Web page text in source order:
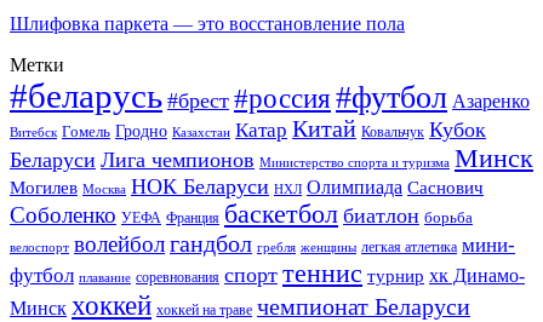
Шлифовка паркета — это восстановление пола
Метки
#беларусь #брест #россия#футбол Азаренко
Витебск Гомель Гродно Казахстан Катар Китай Ковальчук Кубок
Беларуси Лига чемпионов Министерство спорта и туризма Минск
Могилев Москва НОК Беларуси НХЛ Олимпиада Саснович
Соболенко УЕФА Франция баскетбол биатлон борьба
велоспорт волейболгандбол гребля женщины легкая атлетика мини-
футбол плавание соревнования спорт теннис турнир хк Динамо-
Минск хоккей хоккей на траве чемпионат Беларуси